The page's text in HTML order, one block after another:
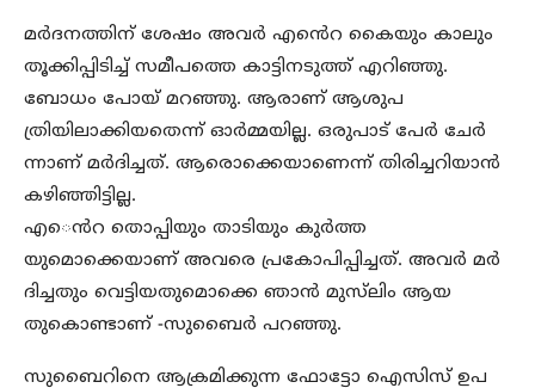
മർദനത്തിന്​ ശേഷം അവര്‍ എൻെറ കൈയും കാലും
തൂക്കിപ്പിടിച്ച്​ സമീപത്തെ കാട്ടിനടുത്ത്​ എറിഞ്ഞു.
ബോധം പോയ്​ മറഞ്ഞു. ആരാണ് ആശുപ
ത്രിയിലാക്കിയതെന്ന് ഓര്‍മ്മയില്ല. ഒരുപാട്​ പേർ ചേർ
ന്നാണ്​ മർദിച്ചത്​. ആരൊക്കെയാണെന്ന്​ തിരിച്ചറിയാന്‍
കഴിഞ്ഞിട്ടില്ല.
എ​​െൻറ തൊപ്പിയും താടിയും കുര്‍ത്ത
യുമൊക്കെയാണ് അവരെ പ്രകോപിപ്പിച്ചത്. അവര്‍ മർ
ദിച്ചതും വെട്ടിയതുമൊക്കെ ഞാൻ മുസ്‌ലിം ആയ
തുകൊണ്ടാണ് -സുബൈർ പറഞ്ഞു.
സുബൈറിനെ ആക്രമിക്കുന്ന ഫോ​ട്ടോ ഐസിസ്​ ഉപ